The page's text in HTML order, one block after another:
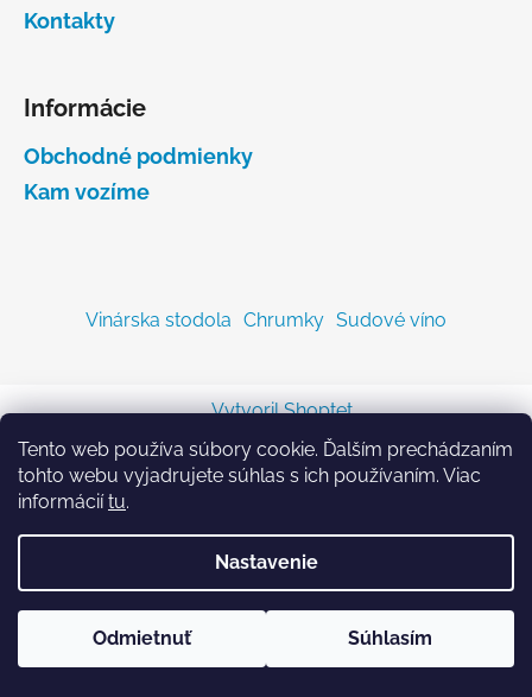
Tento web používa súbory cookie. Ďalším prechádzaním
tohto webu vyjadrujete súhlas s ich používaním. Viac
informáciítu.
Nastavenie
Odmietnuť Súhlasím
Kontakty
Informácie
Obchodné podmienky
Kam vozíme
Vinárska stodola Chrumky Sudové víno
Vytvoril Shoptet
Copyright 2026
Sodastreambombicka.sk
. Všetky
práva vyhradené.